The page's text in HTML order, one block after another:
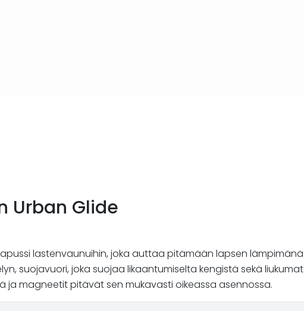
Urban Glide
lastenvaunuihin, joka auttaa pitämään lapsen
suojavuori, joka suojaa likaantumiselta kengistä sekä
ja magneetit pitävät sen mukavasti oikeassa asennossa.